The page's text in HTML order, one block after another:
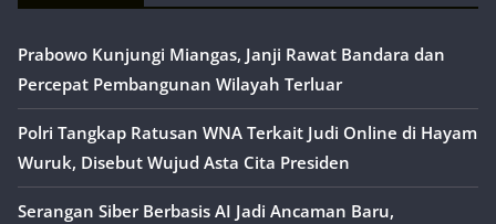
Prabowo Kunjungi Miangas, Janji Rawat Bandara dan
Percepat Pembangunan Wilayah Terluar
Polri Tangkap Ratusan WNA Terkait Judi Online di Hayam
Wuruk, Disebut Wujud Asta Cita Presiden
Serangan Siber Berbasis AI Jadi Ancaman Baru,